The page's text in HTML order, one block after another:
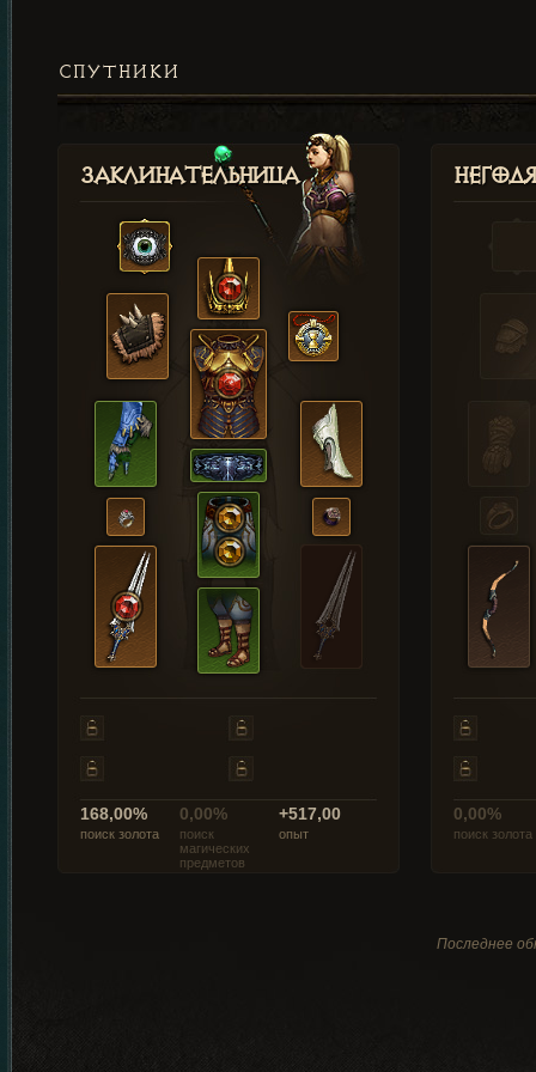
СПУТНИКИ
Заклинательница
168,00%
поиск золота
0,00%
поиск
магических
предметов
+517,00
опыт
0,00%
поиск золота
Последнее